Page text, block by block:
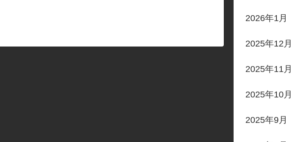
2026年1月
2025年12月
2025年11月
2025年10月
2025年9月